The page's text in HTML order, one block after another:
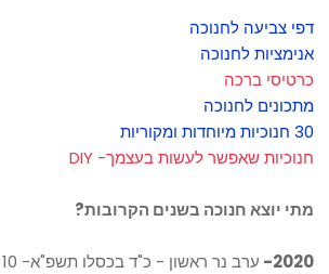
דפי צביעה לחנוכה
אנימציות לחנוכה
כרטיסי ברכה
מתכונים לחנוכה
30 חנוכיות מיוחדות ומקוריות
חנוכיות שאפשר לעשות בעצמך- DIY
מתי יוצא חנוכה בשנים הקרובות?
2020-
ערב נר ראשון - כ"ד בכסלו תשפ"א- 10 בדצמבר